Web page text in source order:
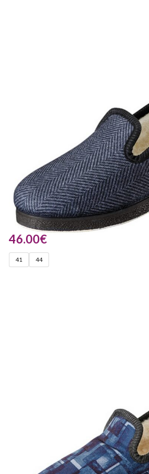
46.00€
41 44